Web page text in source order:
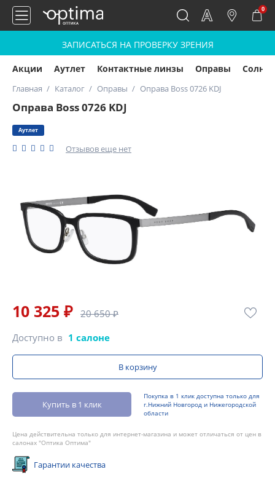
0
ЗАПИСАТЬСЯ НА ПРОВЕРКУ ЗРЕНИЯ
Акции Аутлет Контактные линзы Оправы
Главная Каталог Оправы Оправа Boss 0726 KDJ
Оправа Boss 0726 KDJ
Аутлет
Отзывов еще нет
10 325 ₽ 20 650 ₽
Доступно в 1 салоне
В корзину
Купить в 1 клик
Покупка в 1 клик доступна только для
г.Нижний Новгород и Нижегородской
области
Цена действительна только для интернет-магазина и может отличаться от цен в
салонах "Оптика Оптима"
Гарантии качества